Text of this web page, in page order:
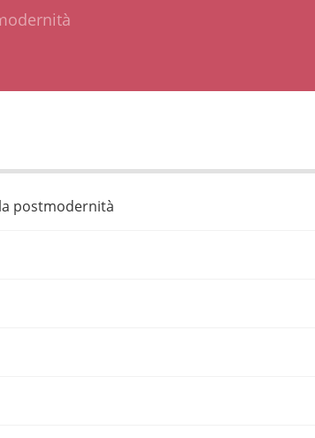
postmodernità